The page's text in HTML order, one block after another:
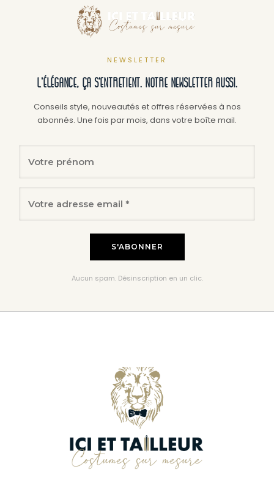
NEWSLETTER
L'élégance, ça s'entretient. Notre newsletter aussi.
Conseils style, nouveautés et offres réservées à nos
abonnés. Une fois par mois, dans votre boîte mail.
Aucun spam. Désinscription en un clic.